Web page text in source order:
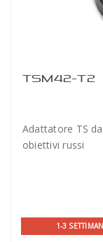
TSM42-T2
Adattatore TS
obiettivi russi
1-3